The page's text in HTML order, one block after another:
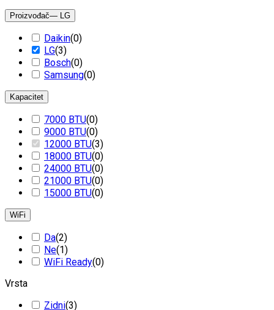
Proizvođač— LG
Daikin(0)
LG(3)
Bosch(0)
Samsung(0)
Kapacitet
7000 BTU(0)
9000 BTU(0)
12000 BTU(3)
18000 BTU(0)
24000 BTU(0)
21000 BTU(0)
15000 BTU(0)
WiFi
Da(2)
Ne(1)
WiFi Ready(0)
Vrsta
Zidni(3)